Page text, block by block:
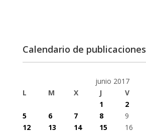
Calendario de publicaciones
junio 2017
L
M X J V
1
2
5
6 7 8 9
12
13 14 15 16